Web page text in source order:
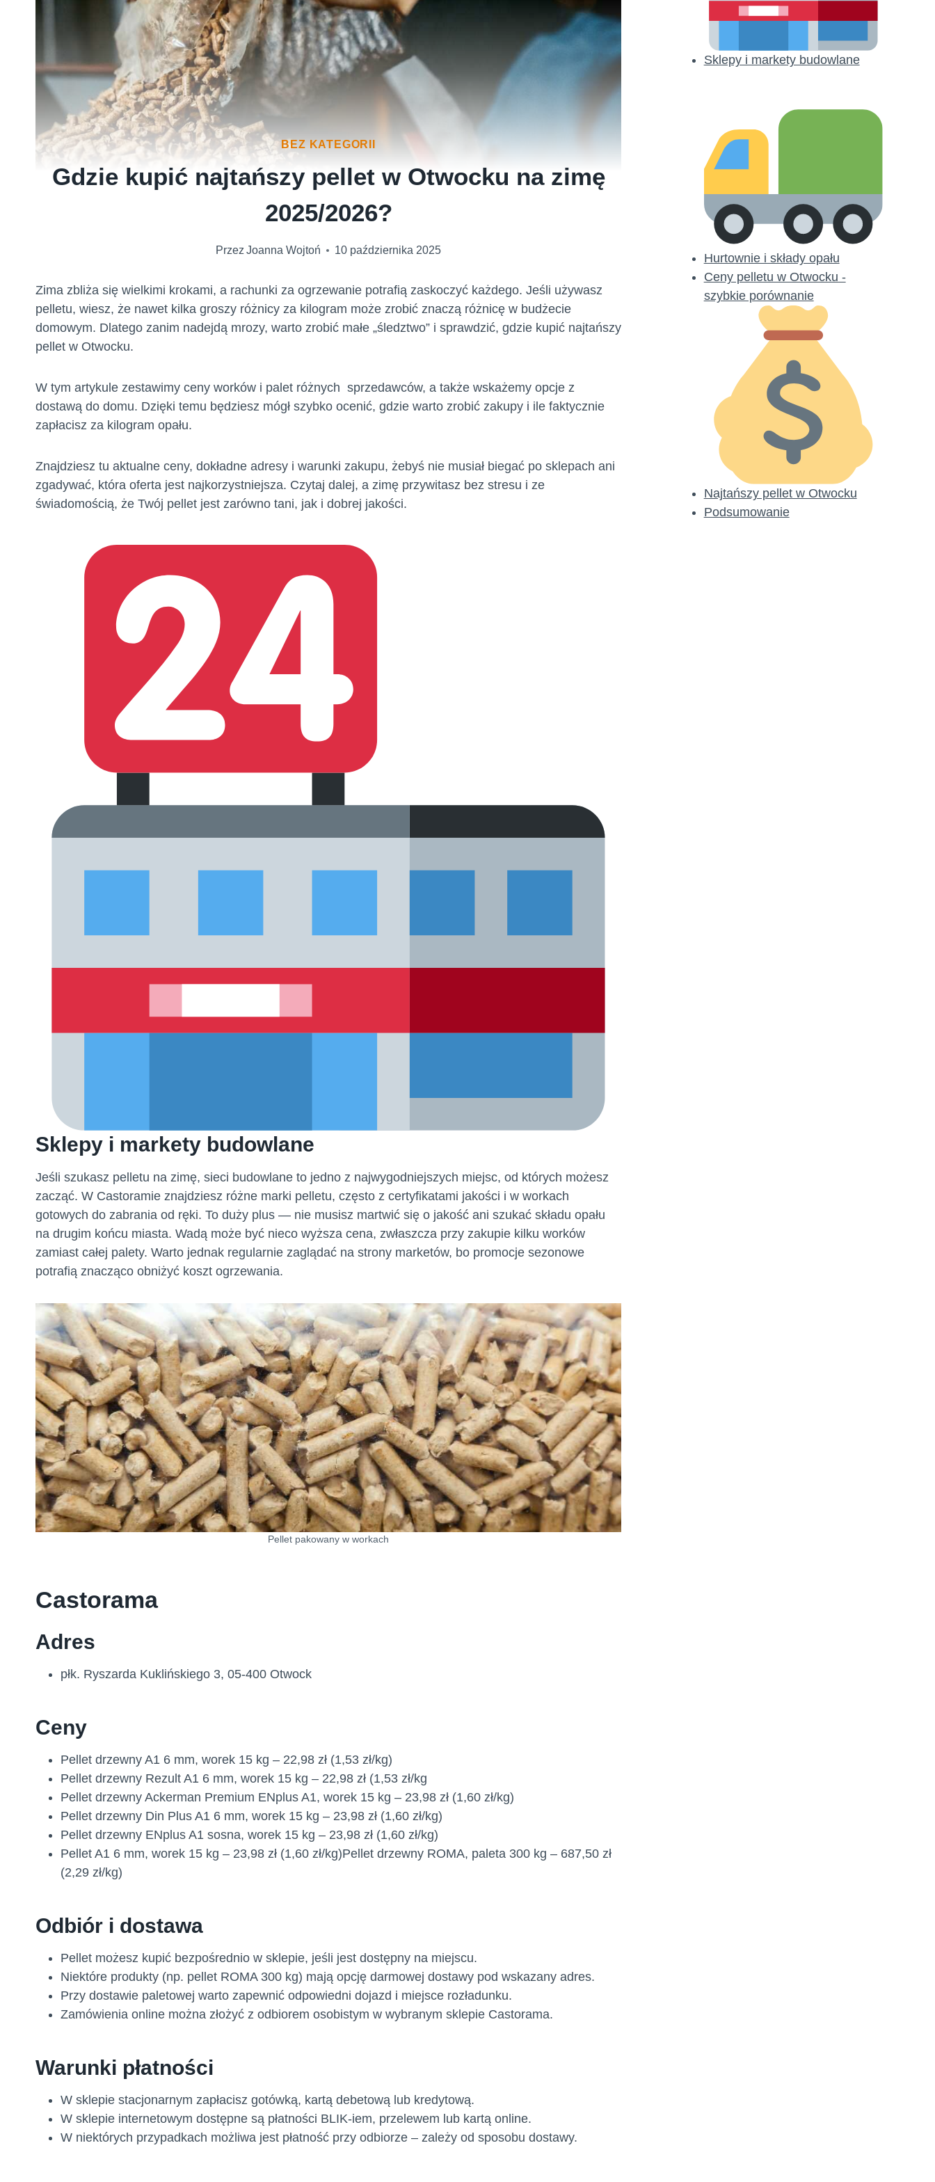
BEZ KATEGORII
Gdzie kupić najtańszy pellet w Otwocku na zimę
2025/2026?
Przez Joanna Wojtoń 10 października 2025
Zima zbliża się wielkimi krokami, a rachunki za ogrzewanie potrafią zaskoczyć każdego. Jeśli używasz
pelletu, wiesz, że nawet kilka groszy różnicy za kilogram może zrobić znaczą różnicę w budżecie
domowym. Dlatego zanim nadejdą mrozy, warto zrobić małe „śledztwo” i sprawdzić, gdzie kupić najtańszy
pellet w Otwocku.
W tym artykule zestawimy ceny worków i palet różnych sprzedawców, a także wskażemy opcje z
dostawą do domu. Dzięki temu będziesz mógł szybko ocenić, gdzie warto zrobić zakupy i ile faktycznie
zapłacisz za kilogram opału.
Znajdziesz tu aktualne ceny, dokładne adresy i warunki zakupu, żebyś nie musiał biegać po sklepach ani
zgadywać, która oferta jest najkorzystniejsza. Czytaj dalej, a zimę przywitasz bez stresu i ze
świadomością, że Twój pellet jest zarówno tani, jak i dobrej jakości.
Sklepy i markety budowlane
Jeśli szukasz pelletu na zimę, sieci budowlane to jedno z najwygodniejszych miejsc, od których możesz
zacząć. W Castoramie znajdziesz różne marki pelletu, często z certyfikatami jakości i w workach
gotowych do zabrania od ręki. To duży plus — nie musisz martwić się o jakość ani szukać składu opału
na drugim końcu miasta. Wadą może być nieco wyższa cena, zwłaszcza przy zakupie kilku worków
zamiast całej palety. Warto jednak regularnie zaglądać na strony marketów, bo promocje sezonowe
potrafią znacząco obniżyć koszt ogrzewania.
Pellet pakowany w workach
Castorama
Adres
płk. Ryszarda Kuklińskiego 3, 05-400 Otwock
Ceny
Pellet drzewny A1 6 mm, worek 15 kg – 22,98 zł (1,53 zł/kg)
Pellet drzewny Rezult A1 6 mm, worek 15 kg – 22,98 zł (1,53 zł/kg
Pellet drzewny Ackerman Premium ENplus A1, worek 15 kg – 23,98 zł (1,60 zł/kg)
Pellet drzewny Din Plus A1 6 mm, worek 15 kg – 23,98 zł (1,60 zł/kg)
Pellet drzewny ENplus A1 sosna, worek 15 kg – 23,98 zł (1,60 zł/kg)
Pellet A1 6 mm, worek 15 kg – 23,98 zł (1,60 zł/kg)Pellet drzewny ROMA, paleta 300 kg – 687,50 zł
(2,29 zł/kg)
Odbiór i dostawa
Pellet możesz kupić bezpośrednio w sklepie, jeśli jest dostępny na miejscu.
Niektóre produkty (np. pellet ROMA 300 kg) mają opcję darmowej dostawy pod wskazany adres.
Przy dostawie paletowej warto zapewnić odpowiedni dojazd i miejsce rozładunku.
Zamówienia online można złożyć z odbiorem osobistym w wybranym sklepie Castorama.
Warunki płatności
W sklepie stacjonarnym zapłacisz gotówką, kartą debetową lub kredytową.
W sklepie internetowym dostępne są płatności BLIK-iem, przelewem lub kartą online.
W niektórych przypadkach możliwa jest płatność przy odbiorze – zależy od sposobu dostawy.
Sklepy i markety budowlane
Hurtownie i składy opału
Ceny pelletu w Otwocku -
szybkie porównanie
Najtańszy pellet w Otwocku
Podsumowanie